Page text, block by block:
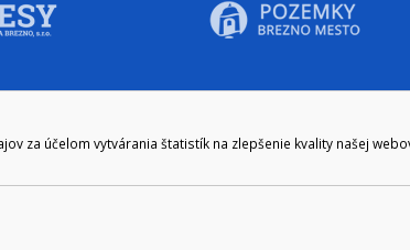
za účelom vytvárania štatistík na zlepšenie kvality našej
KONTAKT